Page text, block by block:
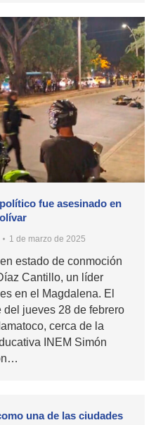
fue asesinado en
1 de marzo de 2025
estado de conmoción
Cantillo, un líder
en el Magdalena. El
jueves 28 de febrero
cerca de la
INEM Simón
una de las ciudades